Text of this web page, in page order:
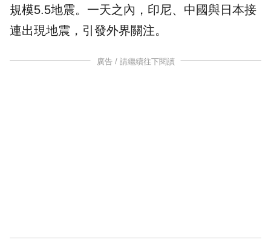
規模5.5地震。一天之內，印尼、中國與日本接
連出現地震，引發外界關注。
廣告 / 請繼續往下閱讀